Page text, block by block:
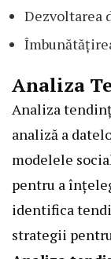
Dezvoltarea
Analiza
Analiza
analiză a
modelele
pentru a
identifica
strategii